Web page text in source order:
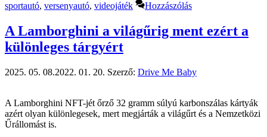
sportautó, versenyautó, videojáték Hozzászólás
A Lamborghini a világűrig ment ezért a
különleges tárgyért
2025. 05. 08.2022. 01. 20. Szerző: Drive Me Baby
A Lamborghini NFT-jét őrző 32 gramm súlyú karbonszálas kártyák
azért olyan különlegesek, mert megjárták a világűrt és a Nemzetközi
Űrállomást is.